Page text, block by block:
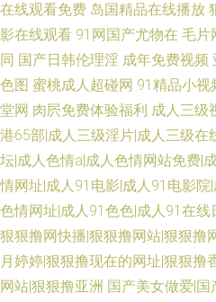
在线观看免费 岛国精品在线播放
影在线观看 91网国产尤物在 毛片
同 国产日韩伦理淫 成年免费视频
色图 蜜桃成人超碰网 91精品小视
堂网 肉屄免费体验福利 成人三级
港65部|成人三级淫片|成人三级在
坛|成人色情a|成人色情网站免费|
情网址|成人91电影|成人91电影院
色情网址|成人91色色|成人91在
狠狠撸网快播|狠狠撸网站|狠狠撸
月婷婷|狠狠撸现在的网址|狠狠撸
网站|狠狠撸亚洲 国产美女做爱|国